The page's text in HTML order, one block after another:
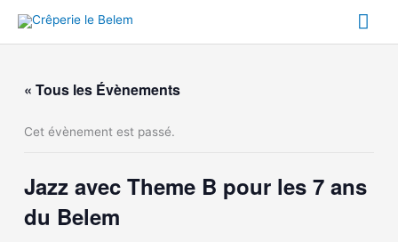
contenu
« Tous les Évènements
Cet évènement est passé.
Jazz avec Theme B pour les 7 ans
du Belem